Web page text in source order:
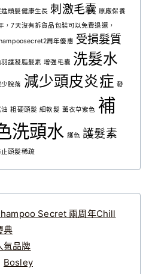
進頭髮健康生長 刺激毛囊 原廠保養
，7天沒有拆貨品包裝可以免費退還，
周年優惠 受損髮質
羽護凝脂髮素 增強毛囊 洗髮水
少脫落 減少頭皮炎症 發
粗硬頭髮 細軟髮 薰衣草紫色 補
洗頭水 護色 護髮素
止頭髮稀疏
Secret 兩周年Chill
典
氣品牌
Bosley